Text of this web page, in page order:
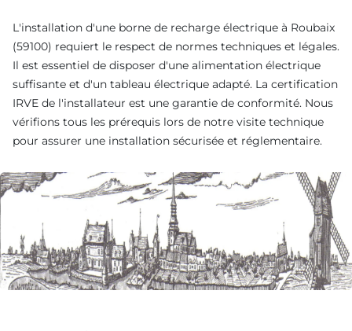
L'installation d'une borne de recharge électrique à Roubaix
(59100) requiert le respect de normes techniques et légales.
Il est essentiel de disposer d'une alimentation électrique
suffisante et d'un tableau électrique adapté. La certification
IRVE de l'installateur est une garantie de conformité. Nous
vérifions tous les prérequis lors de notre visite technique
pour assurer une installation sécurisée et réglementaire.